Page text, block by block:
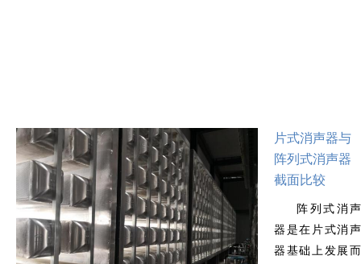
片式消声器与
阵列式消声器
截面比较
阵列式消声
器是在片式消声
器基础上发展而